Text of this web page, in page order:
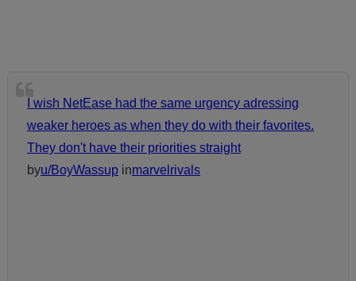
I wish NetEase had the same urgency adressing
weaker heroes as when they do with their favorites.
They don't have their priorities straight
byu/BoyWassup inmarvelrivals